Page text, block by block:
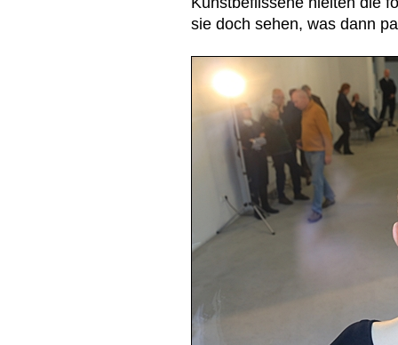
sie doch sehen, was dann